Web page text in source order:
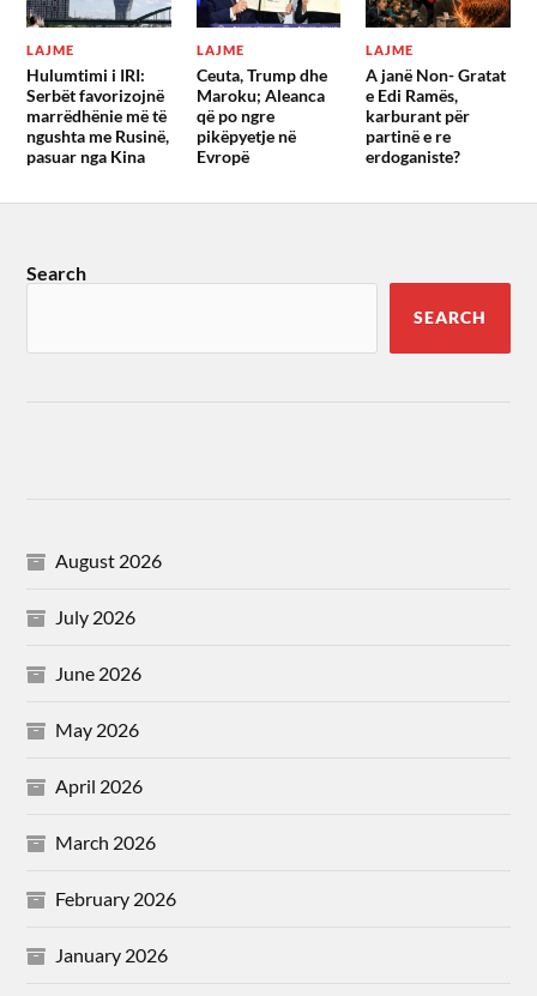
LAJME
Hulumtimi i IRI:
Serbët favorizojnë
marrëdhënie më të
ngushta me Rusinë,
pasuar nga Kina
LAJME
Ceuta, Trump dhe
Maroku; Aleanca
që po ngre
pikëpyetje në
Evropë
LAJME
A janë Non- Gratat
e Edi Ramës,
karburant për
partinë e re
erdoganiste?
Search
SEARCH
August 2026
July 2026
June 2026
May 2026
April 2026
March 2026
February 2026
January 2026